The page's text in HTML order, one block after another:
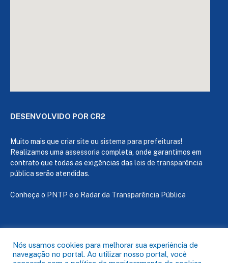
DESENVOLVIDO POR CR2
Muito mais que criar site ou sistema para prefeituras!
Realizamos uma assessoria completa, onde garantimos em
contrato que todas as exigências das leis de transparência
pública serão atendidas.
Conheça o PNTP e o Radar da Transparência Pública
Todos os direitos reservados a Câmara de Capanema
Nós usamos cookies para melhorar sua experiência de
navegação no portal. Ao utilizar nosso portal, você